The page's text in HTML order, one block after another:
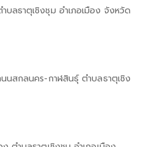
ลธาตุเชิงชุม อำเภอเมือง จังหวัด
นสกลนคร-กาฬสินธุ์ ตำบลธาตุเชิง